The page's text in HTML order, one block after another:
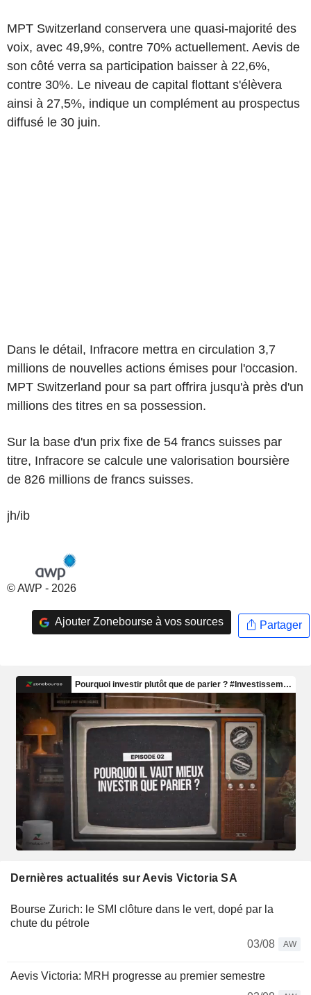
MPT Switzerland conservera une quasi-majorité des
voix, avec 49,9%, contre 70% actuellement. Aevis de
son côté verra sa participation baisser à 22,6%,
contre 30%. Le niveau de capital flottant s'élèvera
ainsi à 27,5%, indique un complément au prospectus
diffusé le 30 juin.
Dans le détail, Infracore mettra en circulation 3,7
millions de nouvelles actions émises pour l'occasion.
MPT Switzerland pour sa part offrira jusqu'à près d'un
millions des titres en sa possession.
Sur la base d'un prix fixe de 54 francs suisses par
titre, Infracore se calcule une valorisation boursière
de 826 millions de francs suisses.
jh/ib
© AWP - 2026
Ajouter Zonebourse à vos sources Partager
Dernières actualités sur Aevis Victoria SA
Bourse Zurich: le SMI clôture dans le vert, dopé par la
chute du pétrole
03/08
AW
Aevis Victoria: MRH progresse au premier semestre